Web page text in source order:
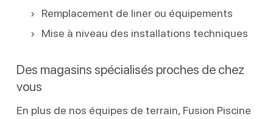
Remplacement de liner ou équipements
Mise à niveau des installations techniques
Des magasins spécialisés proches de chez
vous
En plus de nos équipes de terrain, Fusion Piscine